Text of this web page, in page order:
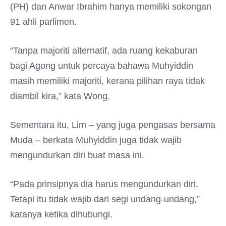
(PH) dan Anwar Ibrahim hanya memiliki sokongan
91 ahli parlimen.
“Tanpa majoriti alternatif, ada ruang kekaburan
bagi Agong untuk percaya bahawa Muhyiddin
masih memiliki majoriti, kerana pilihan raya tidak
diambil kira,” kata Wong.
Sementara itu, Lim – yang juga pengasas bersama
Muda – berkata Muhyiddin juga tidak wajib
mengundurkan diri buat masa ini.
“Pada prinsipnya dia harus mengundurkan diri.
Tetapi itu tidak wajib dari segi undang-undang,”
katanya ketika dihubungi.